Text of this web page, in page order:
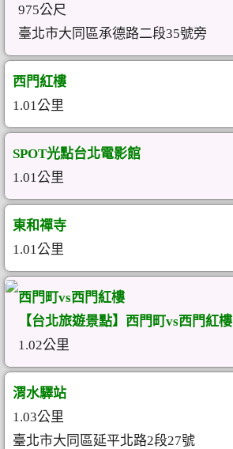
975公尺
臺北市大同區承德路二段35號旁
西門紅樓
1.01公里
SPOT光點台北電影館
1.01公里
東和禪寺
1.01公里
西門町vs西門紅樓
【台北旅遊景點】西門町vs西門紅樓
1.02公里
渭水驛站
1.03公里
臺北市大同區延平北路2段27號